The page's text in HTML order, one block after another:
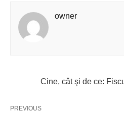
owner
Cine, cât şi de ce:
PREVIOUS